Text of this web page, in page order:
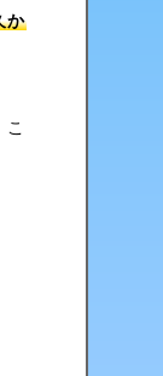
か